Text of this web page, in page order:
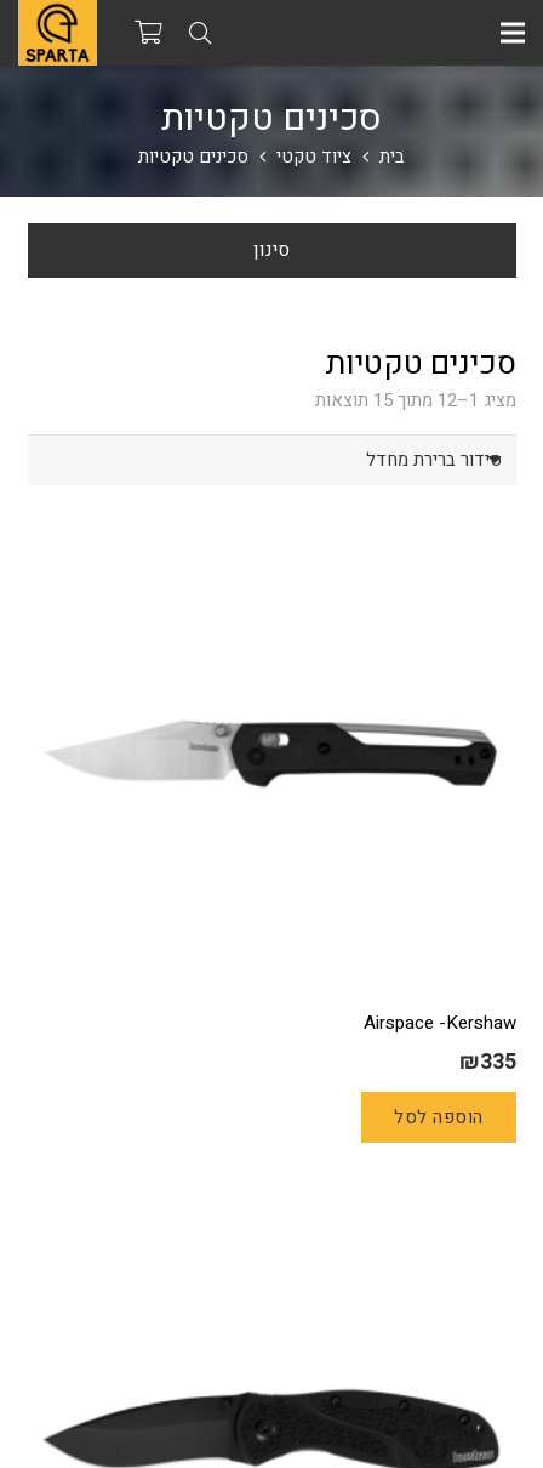
סכינים טקטיות
בית ציוד טקטי סכינים טקטיות
סכינים טקטיות
מציג 1–12 מתוך 15 תוצאות
Airspace -Kershaw
₪335
הוספה לסל
סינון